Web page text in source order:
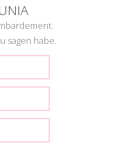
sagen habe.